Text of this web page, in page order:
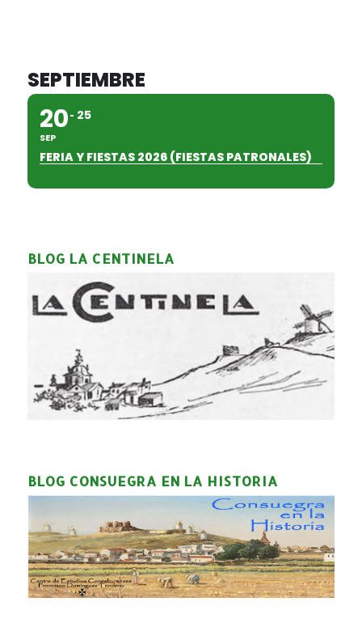
SEPTIEMBRE
20
SEP
25
FERIA Y FIESTAS 2026 (FIESTAS PATRONALES)
BLOG LA CENTINELA
BLOG CONSUEGRA EN LA HISTORIA